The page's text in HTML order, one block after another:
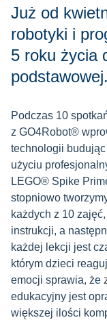
Już od
robotyki i
5 roku życia
podstawowej.
Podczas 10
z GO4Robot®
technologii
użyciu
LEGO® Spike
stopniowo
każdych z 10
instrukcji, a
każdej lekcji jest
którym dzieci
emocji sprawia, że
edukacyjny jest
większej ilości